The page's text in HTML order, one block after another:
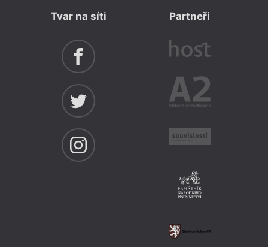
Tvar na síti Partneři